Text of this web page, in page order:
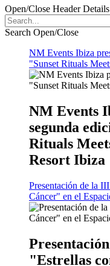
Open/Close Header Details
Search Open/Close
NM Events Ibiza
"Sunset Rituals
NM Events
segunda
Rituals
Resort Ibiza
Presentación de la
Cáncer" en el
"Estrellas